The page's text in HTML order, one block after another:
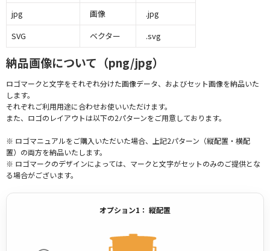
jpg
画像
.jpg
SVG
ベクター .svg
納品画像について（png/jpg）
ロゴマークと文字をそれぞれ分けた画像データ、およびセット画像を納品いた
します。
それぞれご利用用途に合わせお使いいただけます。
また、ロゴのレイアウトは以下の2パターンをご用意しております。
※ ロゴマニュアルをご購入いただいた場合、上記2パターン（縦配置・横配
置）の両方を納品いたします。
※ ロゴマークのデザインによっては、マークと文字がセットのみのご提供とな
る場合がございます。
オプション1： 縦配置